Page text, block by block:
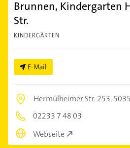
Brunnen, Kindergarten
Str.
KINDERGÄRTEN
E-Mail
Hermülheimer Str. 253,
02233 7 48 03
Webseite